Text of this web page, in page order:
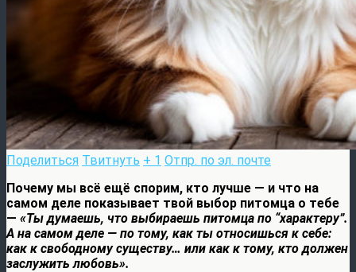
Поделиться Твитнуть + 1 Отпр. по эл. почте
Почему мы всё ещё спорим, кто лучше — и что на
самом деле показывает твой выбор питомца о тебе
— «Ты думаешь, что выбираешь питомца по “характеру”.
А на самом деле — по тому, как ты относишься к себе:
как к свободному существу… или как к тому, кто должен
заслужить любовь».